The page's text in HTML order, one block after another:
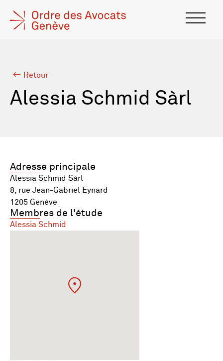
Retour
Alessia Schmid Sàrl
Adresse principale
Alessia Schmid Sàrl
8, rue Jean-Gabriel Eynard
1205 Genève
Membres de l'étude
Alessia Schmid